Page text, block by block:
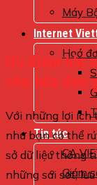
Máy
Internet
Hoá
Tin tức
CA
Giám
Ưu điểm khi
cho hóa đơn
Với những lợi ích
như bạn có thể
sở dữ liệu thông
những sai sót,